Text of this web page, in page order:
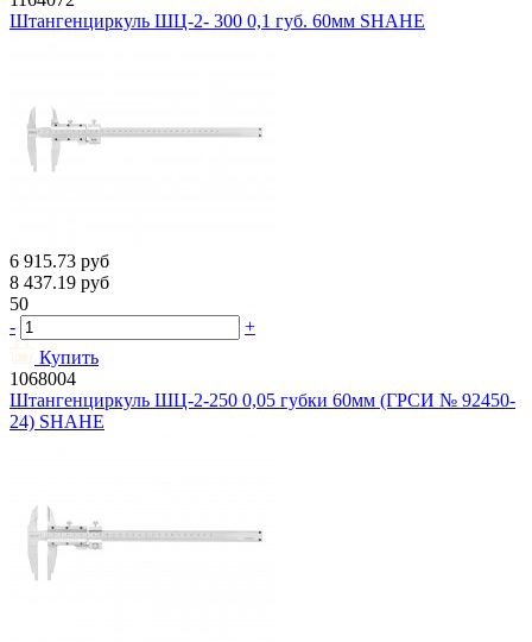
Штангенциркуль ШЦ-2- 300 0,1 губ. 60мм SHAHE
6 915.73 руб
8 437.19 руб
50
-
+
Купить
1068004
Штангенциркуль ШЦ-2-250 0,05 губки 60мм (ГРСИ № 92450-
24) SHAHE